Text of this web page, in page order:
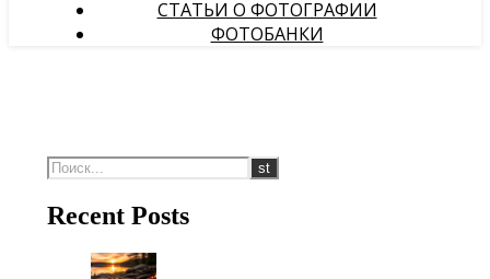
СТАТЬИ О ФОТОГРАФИИ
ФОТОБАНКИ
Recent Posts